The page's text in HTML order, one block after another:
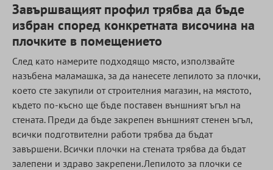
Завършващият профил трябва да бъде
избран според конкретната височина на
плочките в помещението
След като намерите подходящо място, използвайте
назъбена маламашка, за да нанесете лепилото за плочки,
което сте закупили от строителния магазин, на мястото,
където по-късно ще бъде поставен външният ъгъл на
стената. Преди да бъде закрепен външният стенен ъгъл,
всички подготвителни работи трябва да бъдат
завършени. Всички плочки на стената трябва да бъдат
залепени и здраво закрепени.Лепилото за плочки се